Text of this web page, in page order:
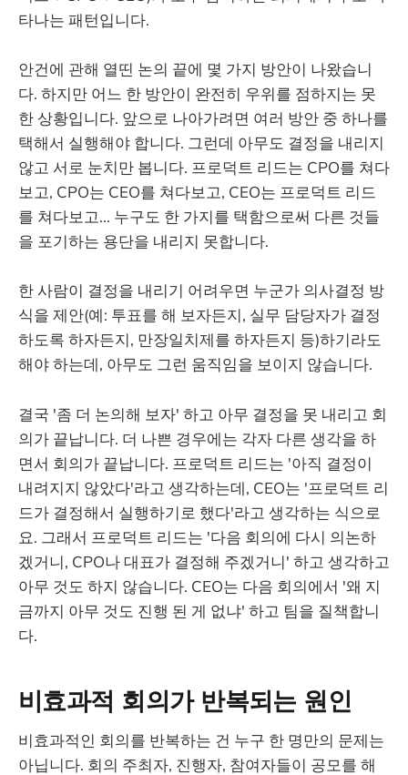
타나는 패턴입니다.
안건에 관해 열띤 논의 끝에 몇 가지 방안이 나왔습니
다. 하지만 어느 한 방안이 완전히 우위를 점하지는 못
한 상황입니다. 앞으로 나아가려면 여러 방안 중 하나를
택해서 실행해야 합니다. 그런데 아무도 결정을 내리지
않고 서로 눈치만 봅니다. 프로덕트 리드는 CPO를 쳐다
보고, CPO는 CEO를 쳐다보고, CEO는 프로덕트 리드
를 쳐다보고... 누구도 한 가지를 택함으로써 다른 것들
을 포기하는 용단을 내리지 못합니다.
한 사람이 결정을 내리기 어려우면 누군가 의사결정 방
식을 제안(예: 투표를 해 보자든지, 실무 담당자가 결정
하도록 하자든지, 만장일치제를 하자든지 등)하기라도
해야 하는데, 아무도 그런 움직임을 보이지 않습니다.
결국 '좀 더 논의해 보자' 하고 아무 결정을 못 내리고 회
의가 끝납니다. 더 나쁜 경우에는 각자 다른 생각을 하
면서 회의가 끝납니다. 프로덕트 리드는 '아직 결정이
내려지지 않았다'라고 생각하는데, CEO는 '프로덕트 리
드가 결정해서 실행하기로 했다'라고 생각하는 식으로
요. 그래서 프로덕트 리드는 '다음 회의에 다시 의논하
겠거니, CPO나 대표가 결정해 주겠거니' 하고 생각하고
아무 것도 하지 않습니다. CEO는 다음 회의에서 '왜 지
금까지 아무 것도 진행 된 게 없냐' 하고 팀을 질책합니
다.
비효과적 회의가 반복되는 원인
비효과적인 회의를 반복하는 건 누구 한 명만의 문제는
아닙니다. 회의 주최자, 진행자, 참여자들이 공모를 해